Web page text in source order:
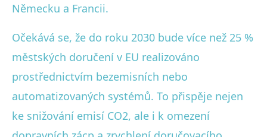
Německu a Francii.
Očekává se, že do roku 2030 bude více než 25 %
městských doručení v EU realizováno
prostřednictvím bezemisních nebo
automatizovaných systémů. To přispěje nejen
ke snižování emisí CO2, ale i k omezení